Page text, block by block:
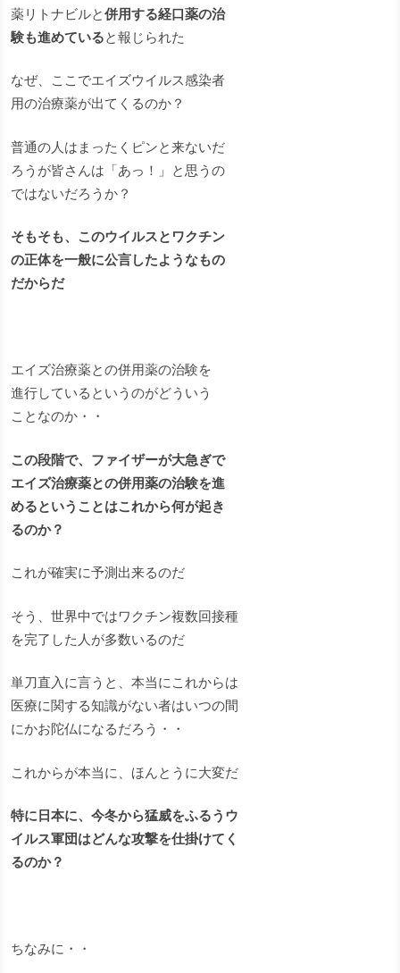
薬リトナビルと併用する経口薬の治
験も進めていると報じられた
なぜ、ここでエイズウイルス感染者
用の治療薬が出てくるのか？
普通の人はまったくピンと来ないだ
ろうが皆さんは「あっ！」と思うの
ではないだろうか？
そもそも、このウイルスとワクチン
の正体を一般に公言したようなもの
だからだ
エイズ治療薬との併用薬の治験を
進行しているというのがどういう
ことなのか・・
この段階で、ファイザーが大急ぎで
エイズ治療薬との併用薬の治験を進
めるということはこれから何が起き
るのか？
これが確実に予測出来るのだ
そう、世界中ではワクチン複数回接種
を完了した人が多数いるのだ
単刀直入に言うと、本当にこれからは
医療に関する知識がない者はいつの間
にかお陀仏になるだろう・・
これからが本当に、ほんとうに大変だ
特に日本に、今冬から猛威をふるうウ
イルス軍団はどんな攻撃を仕掛けてく
るのか？
ちなみに・・